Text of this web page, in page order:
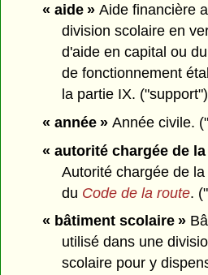
« aide »Aide financière
division scolaire en
d'aide en capital ou
de fonctionnement
la partie IX. ("support")
« année »Année civile.
« autorité chargée de
Autorité chargée de
du Code de la route.
« bâtiment scolaire »
utilisé dans une
scolaire pour y